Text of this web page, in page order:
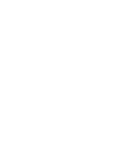
體驗延長到8月!!
_南橫三星